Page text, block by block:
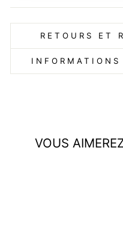
RETOURS ET
VOUS